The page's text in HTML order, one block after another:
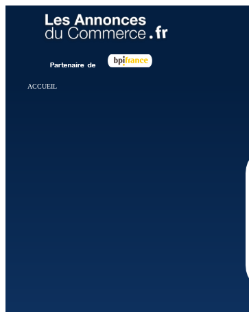
ACCUEIL
Panneau de gestion des cookies